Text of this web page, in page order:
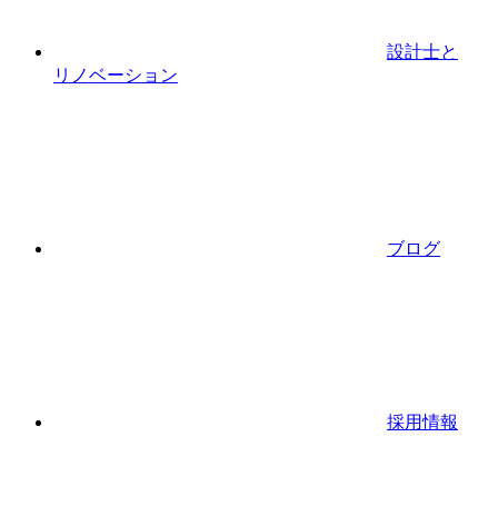
設計士と
リノベーション
ブログ
採用情報